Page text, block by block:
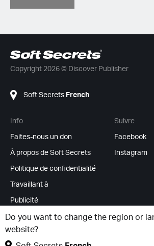
Do you want to change the region or
website?
Copyright 2026 © Discover Publisher
Soft Secrets French
Info
Faites-nous un don
À propos de Soft Secrets
Politique de confidentialité
Travaillant à
Publicité
Flux RSS
Modifier les cookies
Suivre
Facebook
Instagram